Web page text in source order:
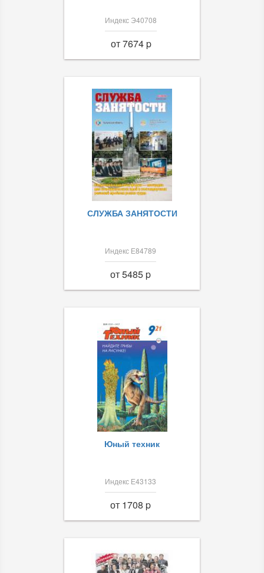
Индекс Э40708
от 7674 p
СЛУЖБА ЗАНЯТОСТИ
Индекс Е84789
от 5485 p
Юный техник
Индекс Е43133
от 1708 p